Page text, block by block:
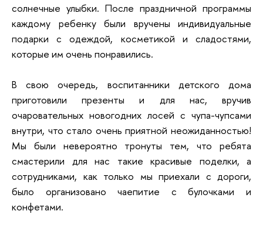
солнечные улыбки. После праздничной программы
каждому ребенку были вручены индивидуальные
подарки с одеждой, косметикой и сладостями,
которые им очень понравились.
В свою очередь, воспитанники детского дома
приготовили презенты и для нас, вручив
очаровательных новогодних лосей с чупа-чупсами
внутри, что стало очень приятной неожиданностью!
Мы были невероятно тронуты тем, что ребята
смастерили для нас такие красивые поделки, а
сотрудниками, как только мы приехали с дороги,
было организовано чаепитие с булочками и
конфетами.